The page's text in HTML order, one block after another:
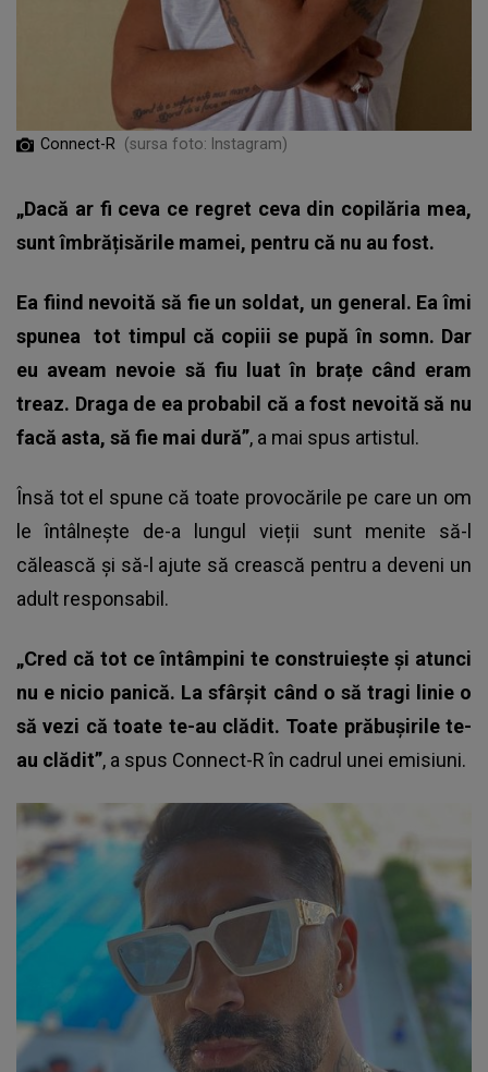
Connect-R (sursa foto: Instagram)
„Dacă ar fi ceva ce regret ceva din copilăria mea,
sunt îmbrățisările mamei, pentru că nu au fost.
Ea fiind nevoită să fie un soldat, un general. Ea îmi
spunea tot timpul că copiii se pupă în somn. Dar
eu aveam nevoie să fiu luat în brațe când eram
treaz. Draga de ea probabil că a fost nevoită să nu
facă asta, să fie mai dură”, a mai spus artistul.
Însă tot el spune că toate provocările pe care un om
le întâlnește de-a lungul vieții sunt menite să-l
călească și să-l ajute să crească pentru a deveni un
adult responsabil.
„Cred că tot ce întâmpini te construiește și atunci
nu e nicio panică. La sfârșit când o să tragi linie o
să vezi că toate te-au clădit. Toate prăbușirile te-
au clădit”, a spus Connect-R în cadrul unei emisiuni.